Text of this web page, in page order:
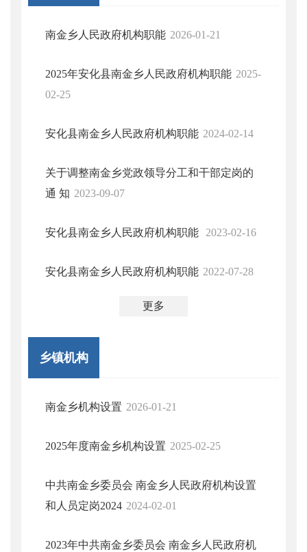
南金乡人民政府机构职能 2026-01-21
2025年安化县南金乡人民政府机构职能 2025-
02-25
安化县南金乡人民政府机构职能 2024-02-14
关于调整南金乡党政领导分工和干部定岗的
通 知 2023-09-07
安化县南金乡人民政府机构职能 2023-02-16
安化县南金乡人民政府机构职能 2022-07-28
更多
乡镇机构
南金乡机构设置 2026-01-21
2025年度南金乡机构设置 2025-02-25
中共南金乡委员会 南金乡人民政府机构设置
和人员定岗2024 2024-02-01
2023年中共南金乡委员会 南金乡人民政府机